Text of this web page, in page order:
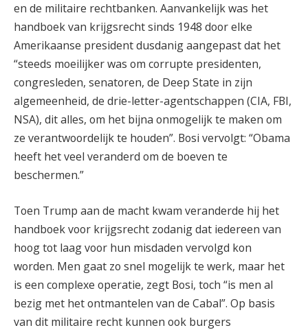
en de militaire rechtbanken. Aanvankelijk was het
handboek van krijgsrecht sinds 1948 door elke
Amerikaanse president dusdanig aangepast dat het
“steeds moeilijker was om corrupte presidenten,
congresleden, senatoren, de Deep State in zijn
algemeenheid, de drie-letter-agentschappen (CIA, FBI,
NSA), dit alles, om het bijna onmogelijk te maken om
ze verantwoordelijk te houden”. Bosi vervolgt: “Obama
heeft het veel veranderd om de boeven te
beschermen.”
Toen Trump aan de macht kwam veranderde hij het
handboek voor krijgsrecht zodanig dat iedereen van
hoog tot laag voor hun misdaden vervolgd kon
worden. Men gaat zo snel mogelijk te werk, maar het
is een complexe operatie, zegt Bosi, toch “is men al
bezig met het ontmantelen van de Cabal”. Op basis
van dit militaire recht kunnen ook burgers